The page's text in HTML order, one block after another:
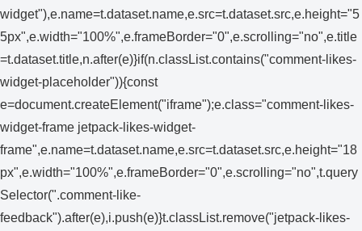
widget"),e.name=t.dataset.name,e.src=t.dataset.src,e.height="5
5px",e.width="100%",e.frameBorder="0",e.scrolling="no",e.title
=t.dataset.title,n.after(e)}if(n.classList.contains("comment-likes-
widget-placeholder")){const
e=document.createElement("iframe");e.class="comment-likes-
widget-frame jetpack-likes-widget-
frame",e.name=t.dataset.name,e.src=t.dataset.src,e.height="18
px",e.width="100%",e.frameBorder="0",e.scrolling="no",t.query
Selector(".comment-like-
feedback").after(e),i.push(e)}t.classList.remove("jetpack-likes-